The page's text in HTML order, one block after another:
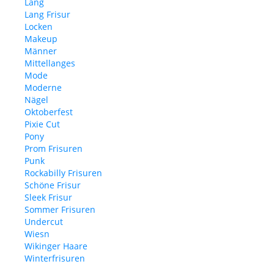
Lang Frisur
Locken
Makeup
Männer
Mittellanges
Mode
Moderne
Nägel
Oktoberfest
Pixie Cut
Pony
Prom Frisuren
Punk
Rockabilly Frisuren
Schöne Frisur
Sleek Frisur
Sommer Frisuren
Undercut
Wiesn
Wikinger Haare
Winterfrisuren